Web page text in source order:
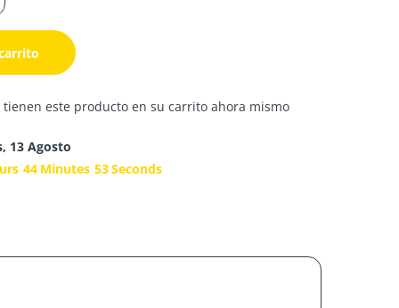
tienen este producto en su carrito ahora mismo
13 Agosto
44 Minutes 52Seconds